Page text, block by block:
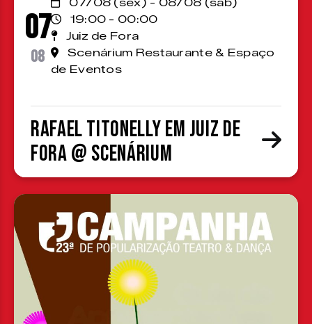
07
08
07/08 (sex) - 08/08 (sáb)
19:00 - 00:00
Juiz de Fora
Scenárium Restaurante & Espaço
de Eventos
Rafael Titonelly em Juiz de
Fora @ Scenárium